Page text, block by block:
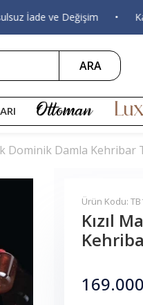
İade ve Değişim •
ARA
Dominik Damla Kehribar
Ürün Kodu:
Kızıl